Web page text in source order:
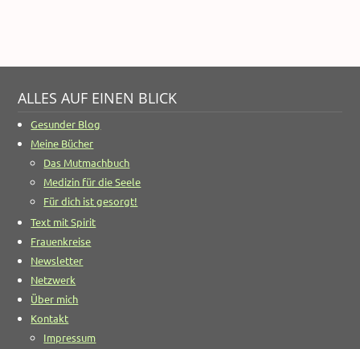
ALLES AUF EINEN BLICK
Gesunder Blog
Meine Bücher
Das Mutmachbuch
Medizin für die Seele
Für dich ist gesorgt!
Text mit Spirit
Frauenkreise
Newsletter
Netzwerk
Über mich
Kontakt
Impressum